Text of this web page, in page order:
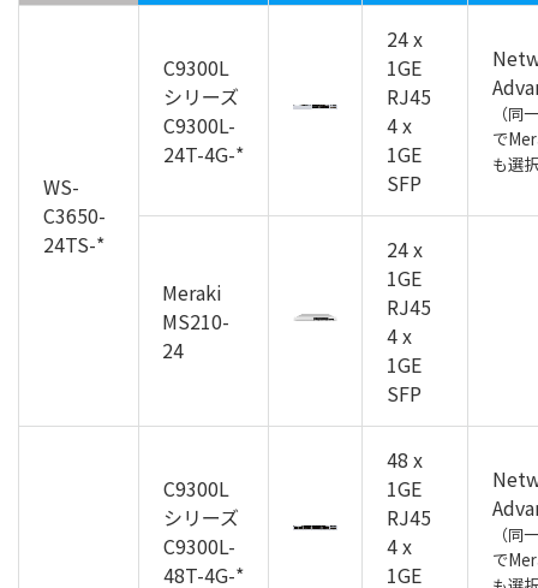
WS-
C3650-
24TS-*
C9300L
シリーズ
C9300L-
24T-4G-*
24 x
1GE
RJ45
4 x
1GE
SFP
（同
で
も選
Meraki
MS210-
24
24 x
1GE
RJ45
4 x
1GE
SFP
C9300L
シリーズ
C9300L-
48T-4G-*
48 x
1GE
RJ45
4 x
1GE
（同
で